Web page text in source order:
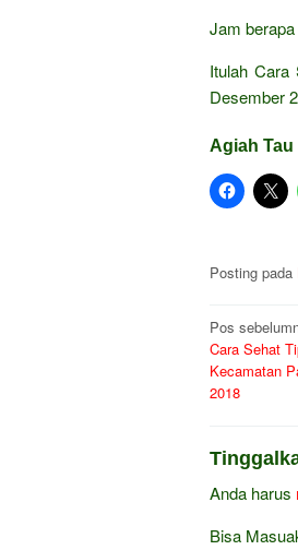
Jam
Itulah Cara
Desember
Agiah
Posting pada
pos
Pos
Cara Sehat
Kecamatan
2018
Anda harus
Bisa